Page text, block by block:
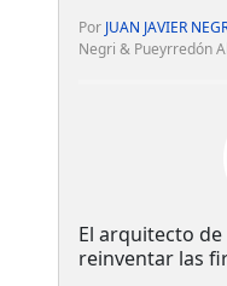
Por JUAN JAVIER
Negri & Pueyrredón
El arquitecto
reinventar las